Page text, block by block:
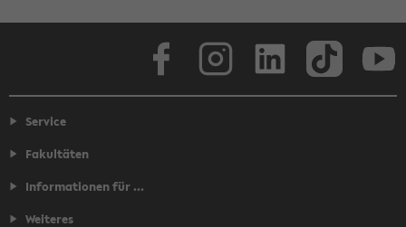
Service
Fakultäten
Informationen für ...
Weiteres